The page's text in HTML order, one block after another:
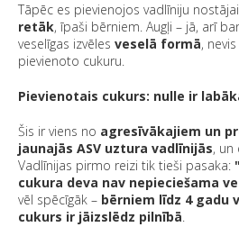
Tāpēc es pievienojos vadlīniju
retāk, īpaši bērniem. Augļi – jā, arī
veselīgas izvēles veselā formā,
pievienoto cukuru.
Pievienotais cukurs: nulle ir
Šis ir viens no agresīvākajiem un
jaunajās ASV uztura vadlīnijās, un
Vadlīnijas pirmo reizi tik tieši pasaka:
cukura deva nav nepieciešama
vēl spēcīgāk – bērniem līdz 4 gadu
cukurs ir jāizslēdz pilnībā.